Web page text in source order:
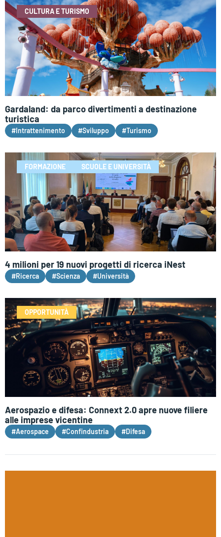
CULTURA E TURISMO
Gardaland: da parco divertimenti a destinazione
turistica
#Intrattenimento #Sviluppo #Turismo
FORMAZIONE SCUOLE E UNIVERSITÀ
4 milioni per 19 nuovi progetti di ricerca iNest
#Ricerca #Scienza #Università
OPPORTUNITÀ
Aerospazio e difesa: Connext 2.0 apre nuove filiere
alle imprese vicentine
#Aerospace #Confindustria #Difesa